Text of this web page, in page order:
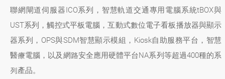
聯網閘道伺服器ICO系列，智慧軌道交通專用電腦系統tBOX與
UST系列，觸控式平板電腦，互動式數位電子看板播放器與顯示
器系列，OPS與SDM智慧顯示模組，Kiosk自助服務平台，智慧
醫療電腦，以及網路安全應用硬體平台NA系列等超過400種的系
列產品。